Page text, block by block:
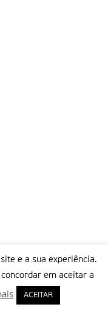
e a sua experiência.
em aceitar a
ACEITAR